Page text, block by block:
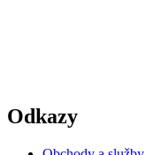
Odkazy